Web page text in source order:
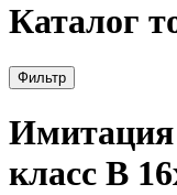
Каталог
Фильтр
Имитация
класс В